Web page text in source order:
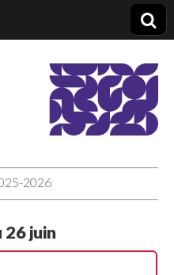
2026
26 juin